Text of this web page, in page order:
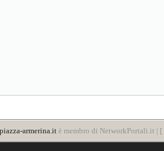
armerina.itè membro di NetworkPortali.it | [